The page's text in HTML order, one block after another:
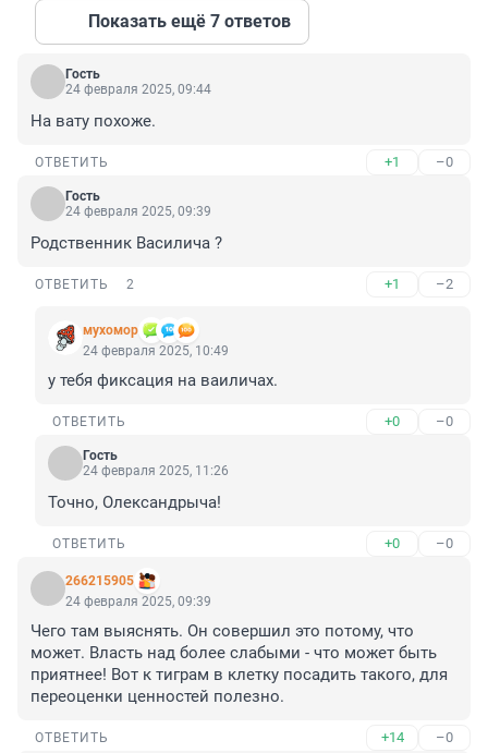
Показать ещё 7 ответов
Гость
24 февраля 2025, 09:44
На вату похоже.
ОТВЕТИТЬ +1 –0
Гость
24 февраля 2025, 09:39
Родственник Василича ?
ОТВЕТИТЬ 2 +1 –2
мухомор
24 февраля 2025, 10:49
у тебя фиксация на ваиличах.
ОТВЕТИТЬ +0 –0
Гость
24 февраля 2025, 11:26
Точно, Олександрыча!
ОТВЕТИТЬ +0 –0
266215905
24 февраля 2025, 09:39
Чего там выяснять. Он совершил это потому, что
может. Власть над более слабыми - что может быть
приятнее! Вот к тиграм в клетку посадить такого, для
переоценки ценностей полезно.
ОТВЕТИТЬ +14 –0